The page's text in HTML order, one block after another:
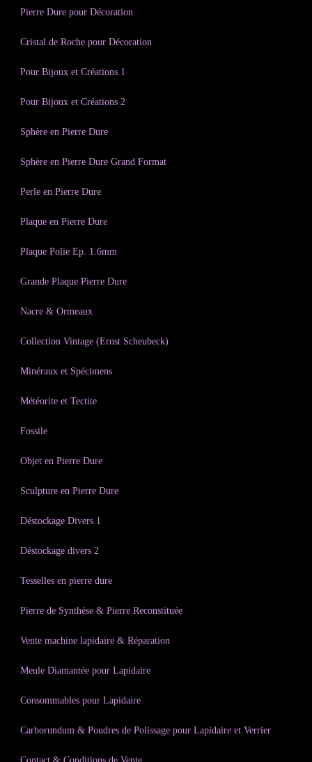
Pierre Dure pour Décoration
Cristal de Roche pour Décoration
Pour Bijoux et Créations 1
Pour Bijoux et Créations 2
Sphère en Pierre Dure
Sphère en Pierre Dure Grand Format
Perle en Pierre Dure
Plaque en Pierre Dure
Plaque Polie Ep. 1.6mm
Grande Plaque Pierre Dure
Nacre & Ormeaux
Collection Vintage (Ernst Scheubeck)
Minéraux et Spécimens
Météorite et Tectite
Fossile
Objet en Pierre Dure
Sculpture en Pierre Dure
Déstockage Divers 1
Déstockage divers 2
Tesselles en pierre dure
Pierre de Synthèse & Pierre Reconstituée
Vente machine lapidaire & Réparation
Meule Diamantée pour Lapidaire
Consommables pour Lapidaire
Carborundum & Poudres de Polissage pour Lapidaire et Verrier